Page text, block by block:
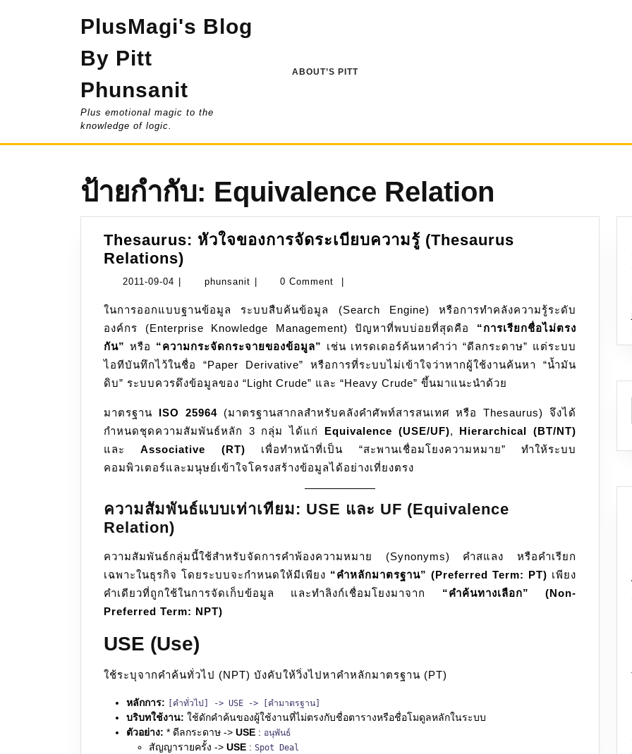
PlusMagi's Blog
By Pitt
Phunsanit
Plus emotional magic to the
knowledge of logic.
ABOUT’S PITT
ป้ายกำกับ: Equivalence Relation
Thesaurus: หัวใจของการจัดระเบียบความรู้ (Thesaurus
Relations)
หัวใจ
การ
จัด
ระเบียบ
ความ
รู้
(Thesaurus
Relations)
2011-09-04 2011-
04
phunsanit phunsanit0 Comment
ในการออกแบบฐานข้อมูล ระบบสืบค้นข้อมูล (Search Engine) หรือการทำคลังความรู้ระดับ
องค์กร (Enterprise Knowledge Management) ปัญหาที่พบบ่อยที่สุดคือ “การเรียกชื่อไม่ตรง
กัน” หรือ “ความกระจัดกระจายของข้อมูล” เช่น เทรดเดอร์ค้นหาคำว่า “ดีลกระดาษ” แต่ระบบ
ไอทีบันทึกไว้ในชื่อ “Paper Derivative” หรือการที่ระบบไม่เข้าใจว่าหากผู้ใช้งานค้นหา “น้ำมัน
ดิบ” ระบบควรดึงข้อมูลของ “Light Crude” และ “Heavy Crude” ขึ้นมาแนะนำด้วย
มาตรฐาน ISO 25964(มาตรฐานสากลสำหรับคลังคำศัพท์สารสนเทศ หรือ Thesaurus) จึงได้
กำหนดชุดความสัมพันธ์หลัก 3 กลุ่ม ได้แก่ Equivalence (USE/UF), Hierarchical (BT/NT)
และAssociative (RT) เพื่อทำหน้าที่เป็น “สะพานเชื่อมโยงความหมาย” ทำให้ระบบ
คอมพิวเตอร์และมนุษย์เข้าใจโครงสร้างข้อมูลได้อย่างเที่ยงตรง
ความสัมพันธ์แบบเท่าเทียม: USE และ UF (Equivalence
Relation)
ความสัมพันธ์กลุ่มนี้ใช้สำหรับจัดการคำพ้องความหมาย (Synonyms) คำสแลง หรือคำเรียก
เฉพาะในธุรกิจ โดยระบบจะกำหนดให้มีเพียง “คำหลักมาตรฐาน” (Preferred Term: PT) เพียง
คำเดียวที่ถูกใช้ในการจัดเก็บข้อมูล และทำลิงก์เชื่อมโยงมาจาก “คำค้นทางเลือก” (Non-
Preferred Term: NPT)
USE (Use)
ใช้ระบุจากคำค้นทั่วไป (NPT) บังคับให้วิ่งไปหาคำหลักมาตรฐาน (PT)
หลักการ: [คำทั่วไป] -> USE -> [คำมาตรฐาน]
บริบทใช้งาน: ใช้ดักคำค้นของผู้ใช้งานที่ไม่ตรงกับชื่อตารางหรือชื่อโมดูลหลักในระบบ
ตัวอย่าง: * ดีลกระดาษ -> USE : อนุพันธ์
สัญญารายครั้ง -> USE : Spot Deal